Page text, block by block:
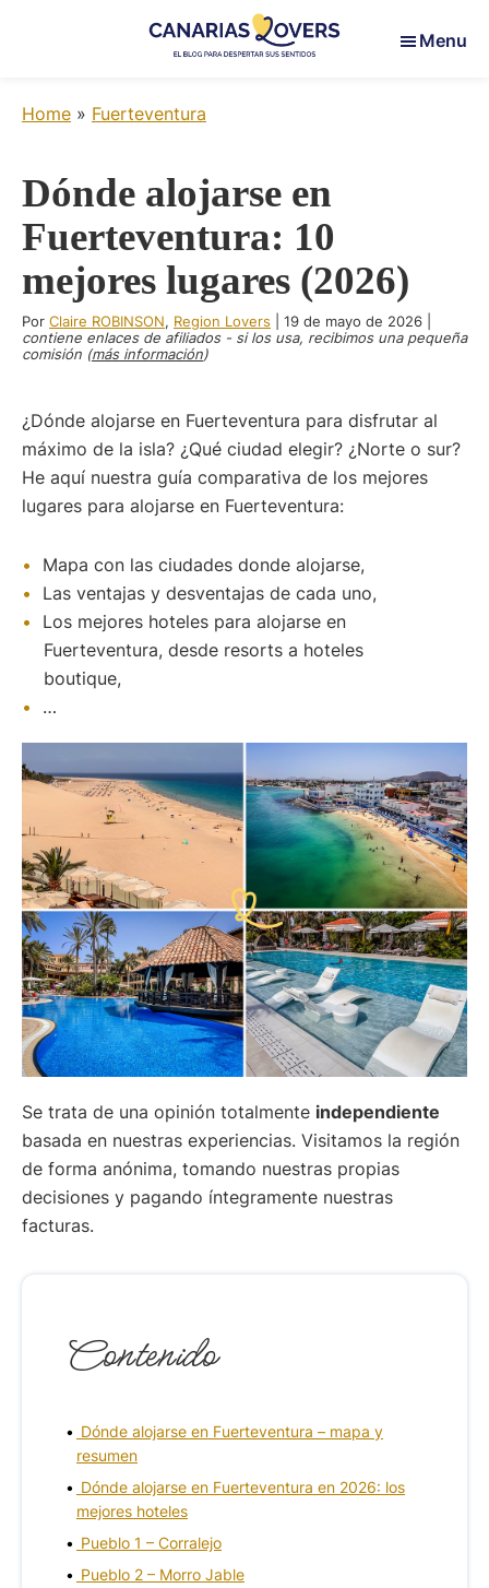
Lovers
despertar
en
las
Islas
Canarias
Menu
Home » Fuerteventura
Dónde alojarse en
Fuerteventura: 10
mejores lugares (2026)
Por Claire ROBINSON, Region Lovers 19 de mayo de 2026
contiene enlaces de afiliados - si los usa, recibimos una pequeña
comisión (más información)
¿Dónde alojarse en Fuerteventura para disfrutar al
máximo de la isla? ¿Qué ciudad elegir? ¿Norte o sur?
He aquí nuestra guía comparativa de los mejores
lugares para alojarse en Fuerteventura:
Mapa con las ciudades donde alojarse,
Las ventajas y desventajas de cada uno,
Los mejores hoteles para alojarse en
Fuerteventura, desde resorts a hoteles
boutique,
…
Se trata de una opinión totalmente independiente
basada en nuestras experiencias. Visitamos la región
de forma anónima, tomando nuestras propias
decisiones y pagando íntegramente nuestras
facturas.
Contenido
Dónde alojarse en Fuerteventura – mapa y
resumen
Dónde alojarse en Fuerteventura en 2026: los
mejores hoteles
Pueblo 1 – Corralejo
Pueblo 2 – Morro Jable